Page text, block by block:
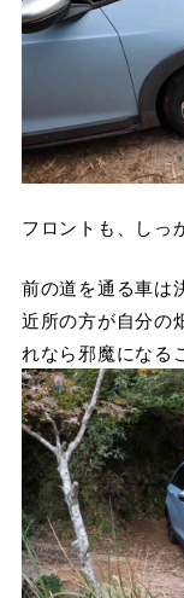
フロントも、しっ
前の道を通る車は
近所の方が自分の
れなら邪魔になる